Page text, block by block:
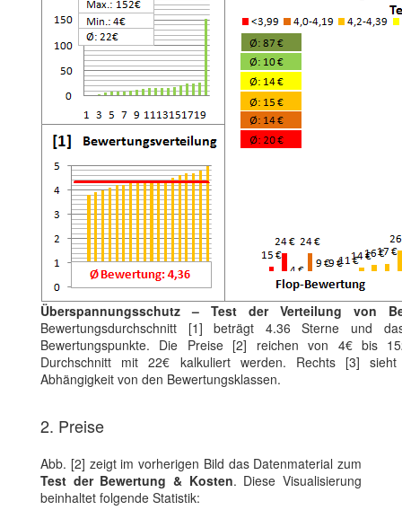
Überspannungsschutz – Test der Verteilung von
Bewertungsdurchschnitt [1] beträgt 4.36 Sterne und
Bewertungspunkte. Die Preise [2] reichen von 4€ bis
Durchschnitt mit 22€ kalkuliert werden. Rechts [3]
Abhängigkeit von den Bewertungsklassen.
2. Preise
Abb. [2] zeigt im vorherigen Bild das Datenmaterial zum
Test der Bewertung & Kosten. Diese Visualisierung
beinhaltet folgende Statistik: